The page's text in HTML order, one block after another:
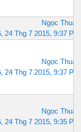
Ngọc Thuận
24 Thg 7 2015, 9:37 PM
Ngọc Thuận
24 Thg 7 2015, 9:37 PM
Ngọc Thuận
24 Thg 7 2015, 9:35 PM